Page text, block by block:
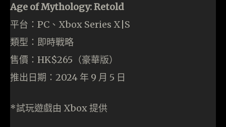
Age of Mythology: Retold
平台：PC、Xbox Series X|S
類型：即時戰略
售價：HK$265（豪華版）
推出日期：2024 年 9 月 5 日
*試玩遊戲由 Xbox 提供